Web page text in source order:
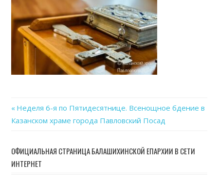
Навигация
записям
Previous
Post:
Неделя 6-я по Пятидесятнице. Всенощное бдение в
Казанском храме города Павловский Посад
ОФИЦИАЛЬНАЯ СТРАНИЦА БАЛАШИХИНСКОЙ ЕПАРХИИ В СЕТИ
ИНТЕРНЕТ